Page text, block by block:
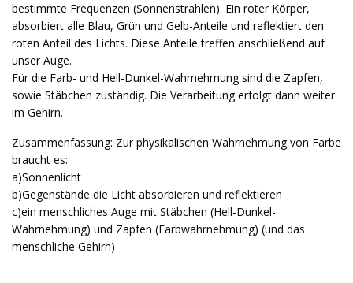
bestimmte Frequenzen (Sonnenstrahlen). Ein roter Körper,
absorbiert alle Blau, Grün und Gelb-Anteile und reflektiert den
roten Anteil des Lichts. Diese Anteile treffen anschließend auf
unser Auge.
Für die Farb- und Hell-Dunkel-Wahrnehmung sind die Zapfen,
sowie Stäbchen zuständig. Die Verarbeitung erfolgt dann weiter
im Gehirn.
Zusammenfassung: Zur physikalischen Wahrnehmung von Farbe
braucht es:
a)Sonnenlicht
b)Gegenstände die Licht absorbieren und reflektieren
c)ein menschliches Auge mit Stäbchen (Hell-Dunkel-
Wahrnehmung) und Zapfen (Farbwahrnehmung) (und das
menschliche Gehirn)